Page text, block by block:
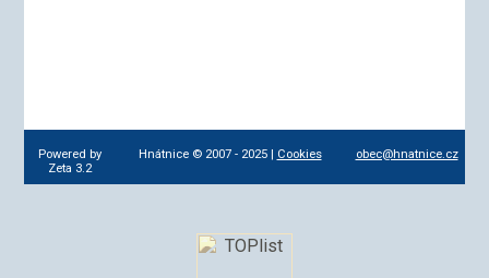
Powered by
Zeta 3.2
Hnátnice © 2007 - 2025 | Cookies obec@hnatnice.cz